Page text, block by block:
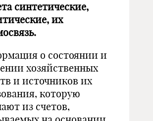
синтетические,
их
о состоянии и
хозяйственных
и источников их
которую
из счетов,